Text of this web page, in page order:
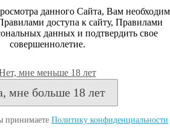
данного Сайта, Вам
доступа к сайту, Правилами
данных и подтвердить свое
совершеннолетие.
мне меньше 18 лет
мне больше 18 лет
принимаете Политику конфиденциальности